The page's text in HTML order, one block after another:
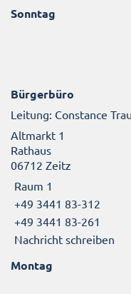
Sonntag
Bürgerbüro
Leitung: Constance
Altmarkt 1
Rathaus
06712 Zeitz
Raum 1
+49 3441 83-312
+49 3441 83-261
Nachricht schreiben
Montag